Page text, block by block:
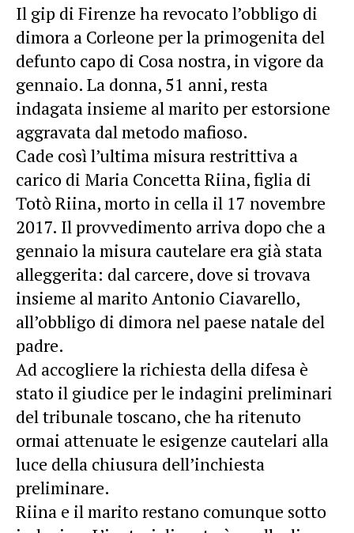
Il gip di Firenze ha revocato l’obbligo di
dimora a Corleone per la primogenita del
defunto capo di Cosa nostra, in vigore da
gennaio. La donna, 51 anni, resta
indagata insieme al marito per estorsione
aggravata dal metodo mafioso.
Cade così l’ultima misura restrittiva a
carico di Maria Concetta Riina, figlia di
Totò Riina, morto in cella il 17 novembre
2017. Il provvedimento arriva dopo che a
gennaio la misura cautelare era già stata
alleggerita: dal carcere, dove si trovava
insieme al marito Antonio Ciavarello,
all’obbligo di dimora nel paese natale del
padre.
Ad accogliere la richiesta della difesa è
stato il giudice per le indagini preliminari
del tribunale toscano, che ha ritenuto
ormai attenuate le esigenze cautelari alla
luce della chiusura dell’inchiesta
preliminare.
Riina e il marito restano comunque sotto